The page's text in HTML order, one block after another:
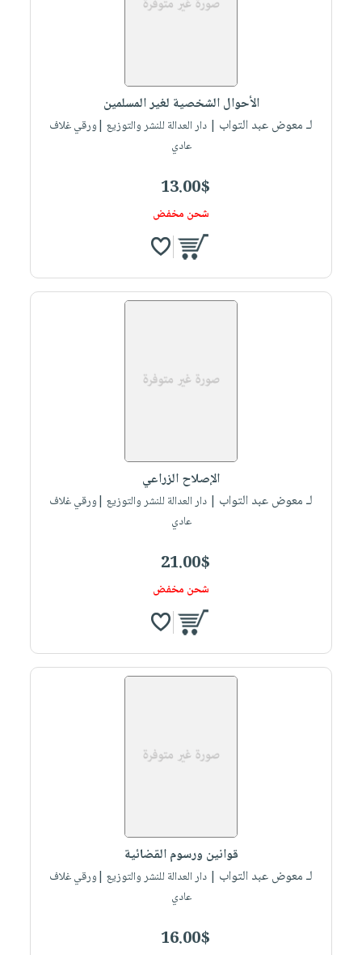
الأحوال الشخصية لغير المسلمين
لـ معوض عبد التواب | دار العدالة للنشر والتوزيع |ورقي غلاف
عادي
13.00$
شحن مخفض
الإصلاح الزراعي
لـ معوض عبد التواب | دار العدالة للنشر والتوزيع |ورقي غلاف
عادي
21.00$
شحن مخفض
قوانين ورسوم القضائية
لـ معوض عبد التواب | دار العدالة للنشر والتوزيع |ورقي غلاف
عادي
16.00$